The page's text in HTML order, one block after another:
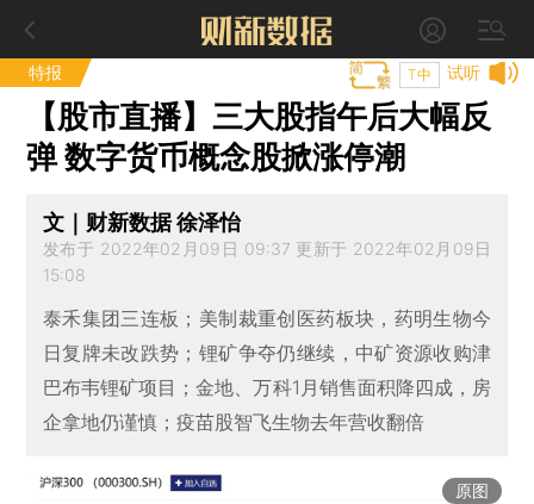
特报 试听
T中
【股市直播】三大股指午后大幅反
弹 数字货币概念股掀涨停潮
文｜财新数据 徐泽怡
发布于 2022年02月09日 09:37 更新于 2022年02月09日
15:08
泰禾集团三连板；美制裁重创医药板块，药明生物今
日复牌未改跌势；锂矿争夺仍继续，中矿资源收购津
巴布韦锂矿项目；金地、万科1月销售面积降四成，房
企拿地仍谨慎；疫苗股智飞生物去年营收翻倍
原图